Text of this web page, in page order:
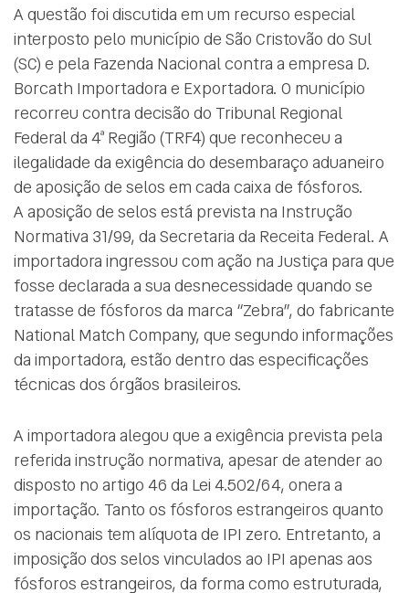
A questão foi discutida em um recurso especial
interposto pelo município de São Cristovão do Sul
(SC) e pela Fazenda Nacional contra a empresa D.
Borcath Importadora e Exportadora. O município
recorreu contra decisão do Tribunal Regional
Federal da 4ª Região (TRF4) que reconheceu a
ilegalidade da exigência do desembaraço aduaneiro
de aposição de selos em cada caixa de fósforos.
A aposição de selos está prevista na Instrução
Normativa 31/99, da Secretaria da Receita Federal. A
importadora ingressou com ação na Justiça para que
fosse declarada a sua desnecessidade quando se
tratasse de fósforos da marca “Zebra”, do fabricante
National Match Company, que segundo informações
da importadora, estão dentro das especificações
técnicas dos órgãos brasileiros.
A importadora alegou que a exigência prevista pela
referida instrução normativa, apesar de atender ao
disposto no artigo 46 da Lei 4.502/64, onera a
importação. Tanto os fósforos estrangeiros quanto
os nacionais tem alíquota de IPI zero. Entretanto, a
imposição dos selos vinculados ao IPI apenas aos
fósforos estrangeiros, da forma como estruturada,